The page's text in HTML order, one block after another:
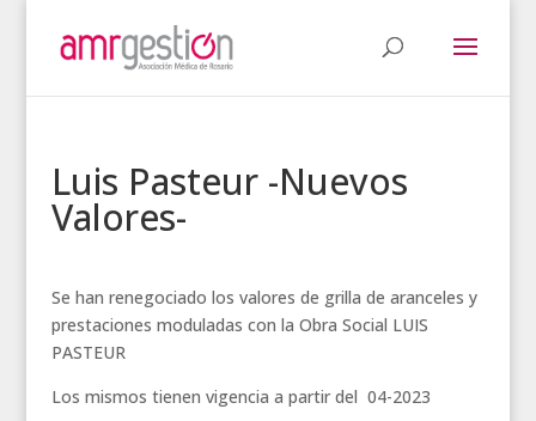
Luis Pasteur -Nuevos
Valores-
Se han renegociado los valores de grilla de aranceles y
prestaciones moduladas con la Obra Social LUIS
PASTEUR
Los mismos tienen vigencia a partir del 04-2023